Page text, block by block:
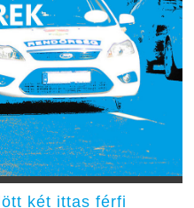
két ittas férfi